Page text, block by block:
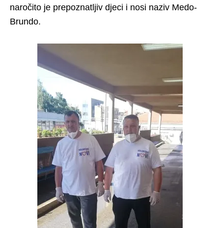
naročito je prepoznatljiv djeci i nosi naziv Medo-
Brundo.